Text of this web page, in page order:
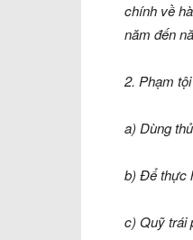
chính về
năm đến
2. Phạm
a) Dùng
b) Để thực
c) Quỹ trái